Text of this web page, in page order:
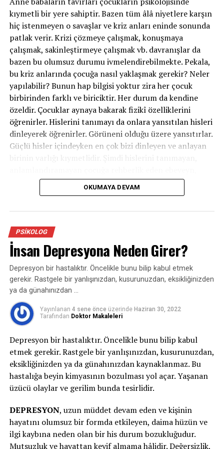
belirtiler ile çalışmaya başlamak doğru sonuçlar almaya
yardımcı olacaktır.
İLGILI KONULAR: KAYGI STRES
SIRADAKI
Pandemi Süreci Sadece Acı Ve Korku Bırakmamalı
KAÇIRMAYIN
Negatif Düşünceyi Önlemenin Yolları
kıymetli bir yere sahiptir. Bazen tüm âlâ niyetlere karşın
hiç istenmeyen o savaşlar ve kriz anları eninde sonunda
patlak verir. Krizi çözmeye çalışmak, konuşmaya
çalışmak, sakinleştirmeye çalışmak vb. davranışlar da
bazen bu olumsuz durumu ivmelendirebilmekte. Pekala,
bu kriz anlarında çocuğa nasıl yaklaşmak gerekir? Neler
yapılabilir? Bunun hap bilgisi yoktur zira her çocuk
birbirinden farklı ve biriciktir. Her durum da kendine
özeldir. Çocuklar aynaya bakarak fizikî özelliklerini
öğrenirler. Hislerini tanımayı da onlara yansıtılan hisleri
dinleyerek öğrenirler. Görüneni olduğu üzere yansıtırlar.
Güçlü hisler içindeyken en çok bizi dinleyen ve anlayan
onun gelişim sürecinde kıymetli bir dayanak olur. İleride
öfkesini denetim edebilmeyi öğrenebilmesi için evvel
değinmek yerinde olacaktır: Zihnimizin iki tarafı var. Bir
tarafı hislerle, bir taraf mantıkla alakalı. Biz şayet bir his
yoğunluğu içerisindeysek, karşımızdaki kişi o sırada bize
mantıksal bir şeylerle gelirse, biz onu geri
püskürtüyoruz. Çocuk da tıpkı halde. O his yoğunluğu
içerisindeyken, artık kızdığı şey neyse: “Evet, anlıyorum.
Şu an, şu şu şu sebeple öfkelisin. Ben de küçükken bu
türlü olduğunda senin üzere hissederdim.” deyip,
bilhassa de 0-3 yaştan bahsediyorsak şayet orada
bedensel temas kurarak, sakin bir ses tonuyla, yavaş
yavaş konuşarak, biz sakin davranıp onun da böylelikle
modunu aşağı çekmeye çalışarak, o dakikada itimat
veriyor olmamız ve hissini anladığımızı ona
hissettirmemiz kıymetli.
Unutulmaması gereken şey kriz anında yapılacak,
söylenecek hiçbir şeyin tesirli olamayacağıdır. Bu
kaçınılamayacak bir dalga üzere nitelendirilebilir. Dalga
geçtikten ve sular biraz durulduktan sonra çocuğun
OKUMAYA DEVAM
PSIKOLOG
İnsan Depresyona Neden Girer?
Depresyon bir hastalıktır. Öncelikle bunu bilip kabul etmek
gerekir. Rastgele bir yanlışınızdan, kusurunuzdan, eksikliğinizden
ya da günahınızdan …
Yayınlanan 4 sene önce üzerinde Haziran 30, 2022
Tarafından Doktor Makaleleri
Depresyon bir hastalıktır. Öncelikle bunu bilip kabul
etmek gerekir. Rastgele bir yanlışınızdan, kusurunuzdan,
eksikliğinizden ya da günahınızdan kaynaklanmaz. Bu
hastalığa beyin kimyasının bozulması yol açar. Yaşanan
üzücü olaylar ve gerilim bunda tesirlidir.
DEPRESYON, uzun müddet devam eden ve kişinin
hayatını olumsuz bir formda etkileyen, daima hüzün ve
ilgi kaybına neden olan bir his durum bozukluğudur.
Mutsuzluk ve hayattan keyif almama hâlidir. Değersizlik,